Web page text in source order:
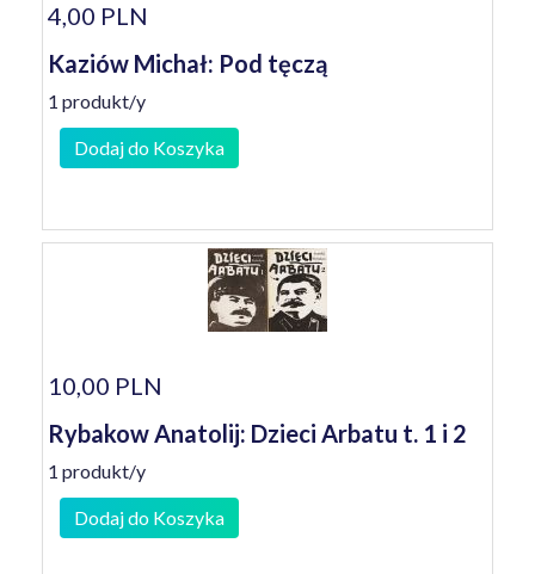
4,00 PLN
Kaziów Michał: Pod tęczą
1 produkt/y
Dodaj do Koszyka
10,00 PLN
Rybakow Anatolij: Dzieci Arbatu t. 1 i 2
1 produkt/y
Dodaj do Koszyka